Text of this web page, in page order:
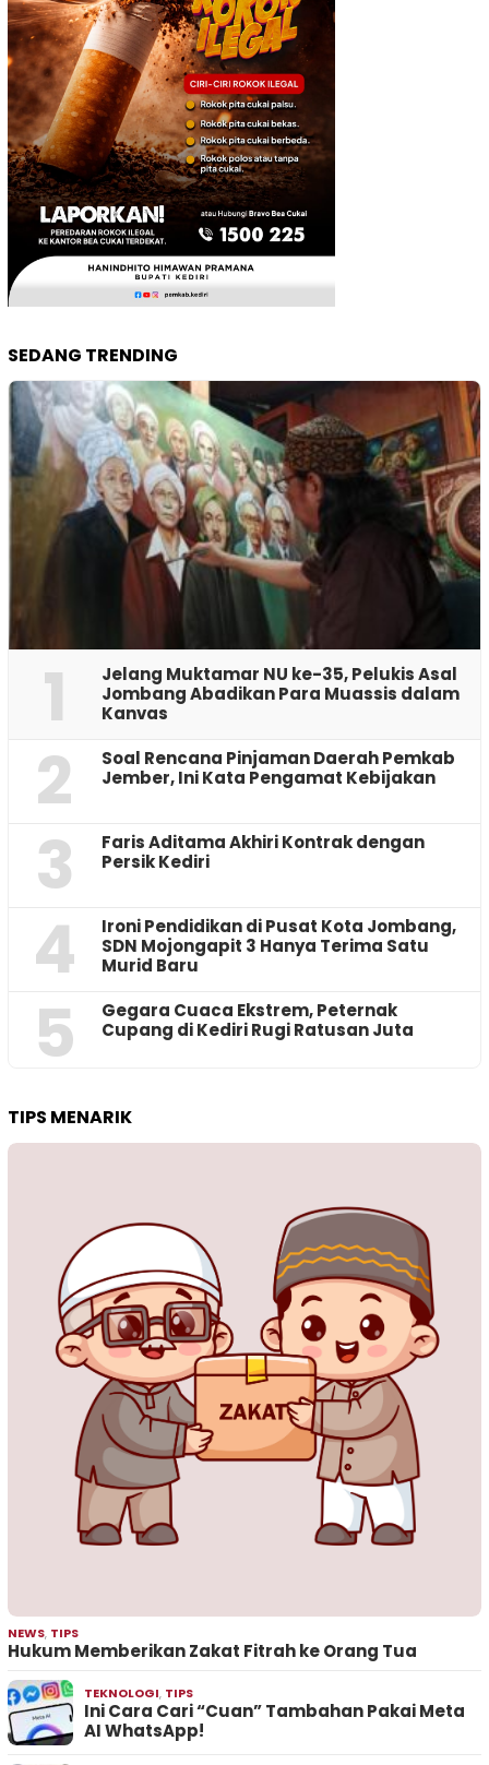
SEDANG TRENDING
1
Jelang Muktamar NU ke-35, Pelukis Asal
Jombang Abadikan Para Muassis dalam
Kanvas
2
‎Soal Rencana Pinjaman Daerah Pemkab
Jember, Ini Kata Pengamat Kebijakan ‎
3
Faris Aditama Akhiri Kontrak dengan
Persik Kediri
4
Ironi Pendidikan di Pusat Kota Jombang,
SDN Mojongapit 3 Hanya Terima Satu
Murid Baru
5
‎Gegara Cuaca Ekstrem, Peternak
Cupang di Kediri Rugi Ratusan Juta
TIPS MENARIK
NEWS, TIPS
Hukum Memberikan Zakat Fitrah ke Orang Tua
TEKNOLOGI, TIPS
Ini Cara Cari “Cuan” Tambahan Pakai Meta
AI WhatsApp!